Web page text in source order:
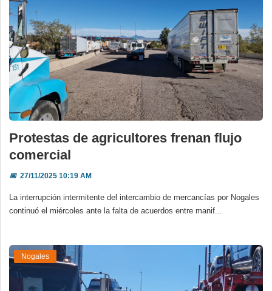
Protestas de agricultores frenan flujo
comercial
📅27/11/2025 10:19 AM
La interrupción intermitente del intercambio de mercancías por Nogales
continuó el miércoles ante la falta de acuerdos entre manif...
Nogales